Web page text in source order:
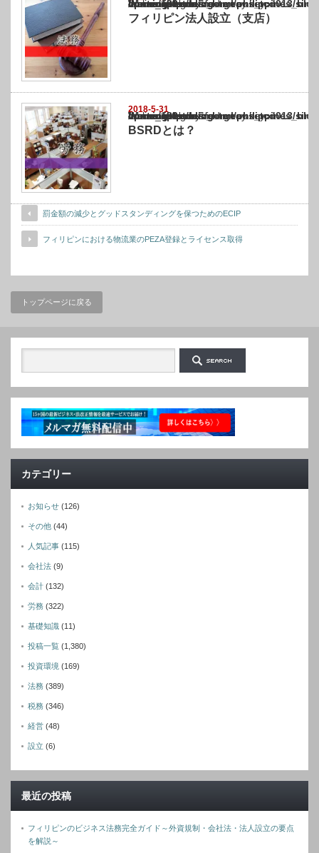
Warning
: Undefined array key "show_category" in
/home/netst/kuno-cpa.co.jp/public_html/philippines_blog/wp-content/themes/
on line183
フィリピン法人設立（支店）
2018-5-31
Warning
: Undefined array key "show_category" in
/home/netst/kuno-cpa.co.jp/public_html/philippines_blog/wp-content/themes/
on line183
BSRDとは？
罰金額の減少とグッドスタンディングを保つためのECIP
フィリピンにおける物流業のPEZA登録とライセンス取得
トップページに戻る
カテゴリー
お知らせ (126)
その他 (44)
人気記事 (115)
会社法 (9)
会計 (132)
労務 (322)
基礎知識 (11)
投稿一覧 (1,380)
投資環境 (169)
法務 (389)
税務 (346)
経営 (48)
設立 (6)
最近の投稿
フィリピンのビジネス法務完全ガイド～外資規制・会社法・法人設立の要点
を解説～